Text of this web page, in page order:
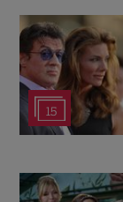
15